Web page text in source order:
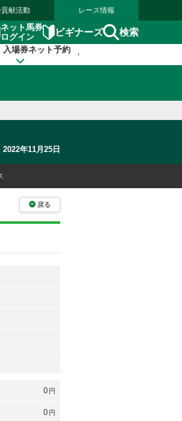
献活動 レース情報
ネット馬券
ログイン
ビギナーズ 検索
入場券ネット予約
年11月25日
戻る
0 円
0 円